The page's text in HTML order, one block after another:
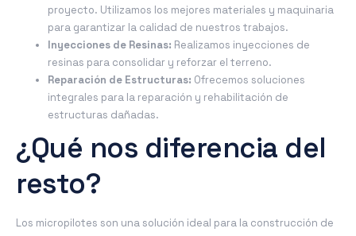
proyecto. Utilizamos los mejores materiales y maquinaria
para garantizar la calidad de nuestros trabajos.
Inyecciones de Resinas: Realizamos inyecciones de
resinas para consolidar y reforzar el terreno.
Reparación de Estructuras: Ofrecemos soluciones
integrales para la reparación y rehabilitación de
estructuras dañadas.
¿Qué nos diferencia del
resto?
Los micropilotes son una solución ideal para la construcción de